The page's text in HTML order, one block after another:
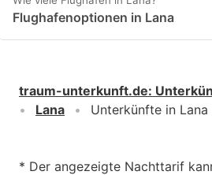
Flughafenoptionen in Lana
traum-unterkunft.de:
Lana
Unterkünfte in
* Der angezeigte Nachttarif